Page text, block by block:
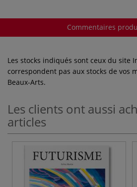
Commentaires
Les stocks indiqués sont ceux du site
correspondent pas aux stocks de vos
Beaux-Arts.
Les clients ont aussi
articles